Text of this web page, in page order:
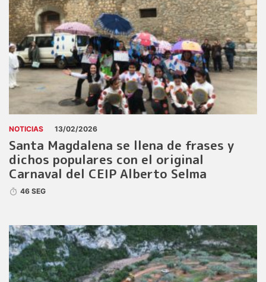
NOTICIAS 13/02/2026
Santa Magdalena se llena de frases y
dichos populares con el original
Carnaval del CEIP Alberto Selma
46 SEG